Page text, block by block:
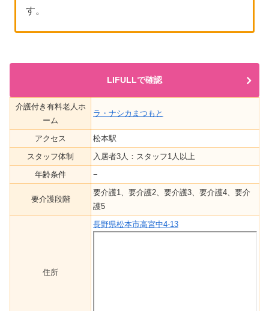
す。
LIFULLで確認
介護付き有料老人ホ
ーム
ラ・ナシカまつもと
アクセス
松本駅
スタッフ体制
入居者3人：スタッフ1人以上
年齢条件
−
要介護段階
要介護1、要介護2、要介護3、要介護4、要介
護5
住所
長野県松本市高宮中4-13